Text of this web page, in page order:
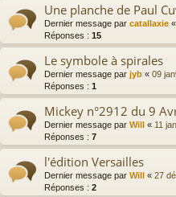
Une planche de Paul
Dernier message par catallaxie «
Réponses : 15
Le symbole à spirales
Dernier message par jyb « 09
Réponses : 1
Mickey n°2912 du 9
Dernier message par Will « 11
Réponses : 7
l'édition Versailles
Dernier message par Will « 27
Réponses : 2